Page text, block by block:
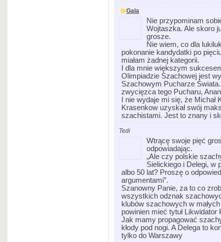
Gala
Nie przypominam
Wojtaszka. Ale skoro
grosze.
Nie wiem, co dla
pokonanie kandydatki po
miałam żadnej kategorii.
I dla mnie większym
Olimpiadzie Szachowej jest
Szachowym Pucharze
zwycięzca tego Pucharu,
I nie wydaje mi się, że Michał
Krasenkow uzyskał swój
szachistami. Jest to znany i
Tedi
Wtrącę swoje pięć
odpowiadając.
„Ale czy polskie
Sielickiego i Delegi, w
albo 50 lat? Proszę o
argumentami”.
Szanowny Panie, za to co
wszystkich odznak
klubów szachowych w
powinien mieć tytuł Likwidator
Jak mamy propagować
kłody pod nogi. A Delega to
tylko do Warszawy